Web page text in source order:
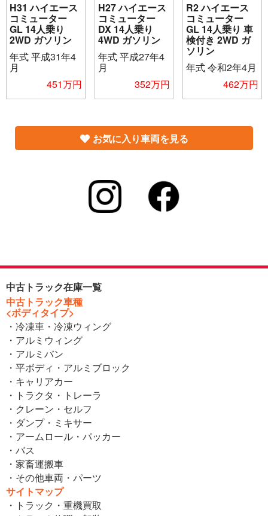
H31 ハイエース
コミューター
GL 14人乗り
2WD ガソリン
年式平成31年4
月
451万円
H27 ハイエース
コミューター
DX 14人乗り
4WD ガソリン
年式平成27年4
月
352万円
R2 ハイエース
コミューター
GL 14人乗り 車
検付き 2WD ガ
ソリン
年式令和2年4月
462万円
お気に入り車両を見る
中古トラック在庫一覧
中古トラック車種
<ボディタイプ>
・冷凍車・冷凍ウィング
・アルミウィング
・アルミバン
・平ボディ・アルミブロック
・キャリアカー
・トラクタ・トレーラ
・クレーン・セルフ
・ダンプ・ミキサー
・アームロール・パッカー
・バス
・家畜運搬車
・その他車両・パーツ
サイトマップ
・トラック・重機買取